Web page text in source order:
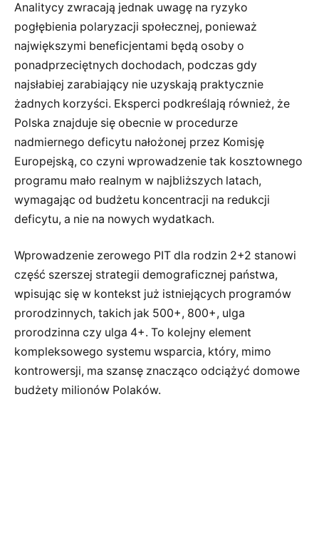
Analitycy zwracają jednak uwagę na ryzyko
pogłębienia polaryzacji społecznej, ponieważ
największymi beneficjentami będą osoby o
ponadprzeciętnych dochodach, podczas gdy
najsłabiej zarabiający nie uzyskają praktycznie
żadnych korzyści. Eksperci podkreślają również, że
Polska znajduje się obecnie w procedurze
nadmiernego deficytu nałożonej przez Komisję
Europejską, co czyni wprowadzenie tak kosztownego
programu mało realnym w najbliższych latach,
wymagając od budżetu koncentracji na redukcji
deficytu, a nie na nowych wydatkach.
Wprowadzenie zerowego PIT dla rodzin 2+2 stanowi
część szerszej strategii demograficznej państwa,
wpisując się w kontekst już istniejących programów
prorodzinnych, takich jak 500+, 800+, ulga
prorodzinna czy ulga 4+. To kolejny element
kompleksowego systemu wsparcia, który, mimo
kontrowersji, ma szansę znacząco odciążyć domowe
budżety milionów Polaków.